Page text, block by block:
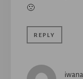
🙁
REPLY
iwana